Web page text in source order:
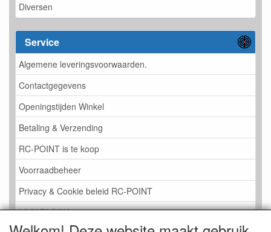
Diversen
Service
Algemene leveringsvoorwaarden.
Contactgegevens
Openingstijden Winkel
Betaling & Verzending
RC-POINT is te koop
Voorraadbeheer
Privacy & Cookie beleid RC-POINT
LINK PAGINA